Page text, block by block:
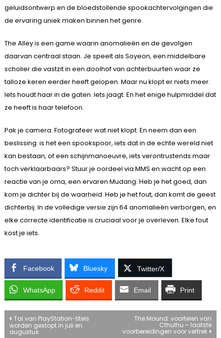
geluidsontwerp en de bloedstollende spookachtervolgingen die
de ervaring uniek maken binnen het genre.
The Alley is een game waarin anomalieën en de gevolgen
daarvan centraal staan. Je speelt als Soyeon, een middelbare
scholier die vastzit in een doolhof van achterbuurten waar ze
talloze keren eerder heeft gelopen. Maar nu klopt er niets meer.
Iets houdt haar in de gaten. Iets jaagt. En het enige hulpmiddel dat
ze heeft is haar telefoon.
Pak je camera. Fotografeer wat niet klopt. En neem dan een
beslissing: is het een spookspoor, iets dat in de echte wereld niet
kan bestaan, of een schijnmanoeuvre, iets verontrustends maar
toch verklaarbaars? Stuur je oordeel via MMS en wacht op een
reactie van je oma, een ervaren Mudang. Heb je het goed, dan
kom je dichter bij de waarheid. Heb je het fout, dan komt de geest
dichterbij. In de volledige versie zijn 64 anomalieën verborgen, en
elke correcte identificatie is cruciaal voor je overleven. Elke fout
kost je iets.
Facebook Bluesky Twitter/X
WhatsApp Reddit Email Print
Bericht
Tal van PlayStation-titels
worden gestopt in juli en
augustus
The Mound: voortelen van
Cthulhu – laatste
voorbereidingen voor vertrek